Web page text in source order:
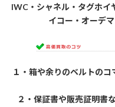
IWC・シャネル・タグホイ
イコー・オーデ
１・箱や余りのベルトの
２・保証書や販売証明書